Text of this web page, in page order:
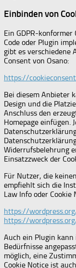
Einbinden von
Ein GDPR-
Code oder Plugin
gibt es verschiedene
Consent von Osano:
https://
Bei diesem Anbieter
Design und die
Anschluss den
Homepage einfügen.
Widerrufsbelehrung
Einsatzzweck der
Für Nutzer, die
empfiehlt sich die
Law Info oder Cookie
https://
https://
Auch ein Plugin
Bedürfnisse
möglich, eine
Cookie Notice ist